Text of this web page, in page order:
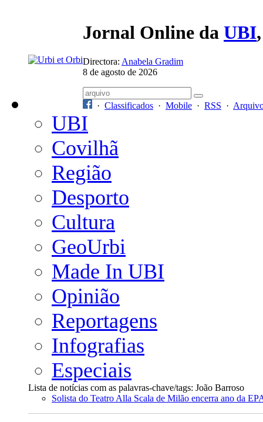
Jornal Online da UBI
Directora: Anabela Gradim
8 de agosto de 2026
· Classificados · Mobile · RSS ·
UBI
Covilhã
Região
Desporto
Cultura
GeoUrbi
Made In UBI
Opinião
Reportagens
Infografias
Especiais
Lista de notícias com as palavras-chave/tags: João Barroso
Solista do Teatro Alla Scala de Milão encerra ano da